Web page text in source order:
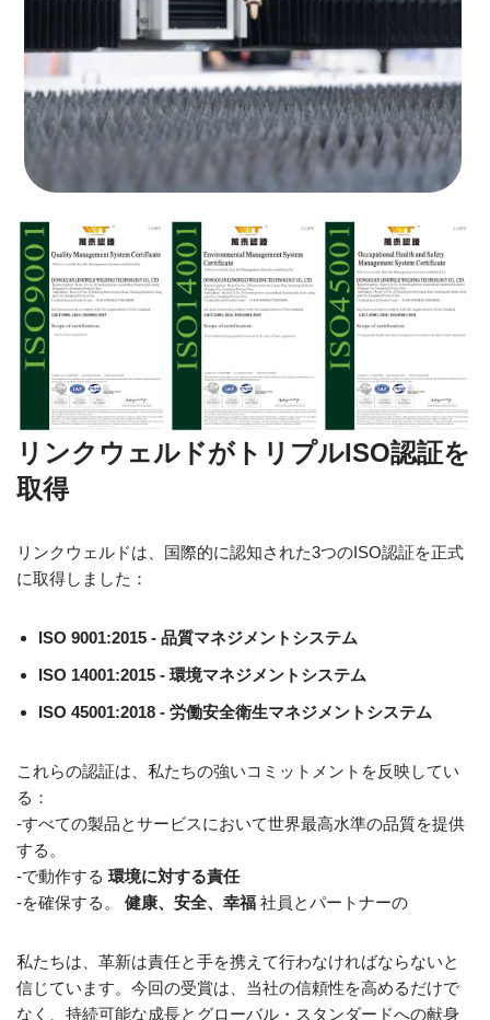
リンクウェルドがトリプルISO認証を
取得
リンクウェルドは、国際的に認知された3つのISO認証を正式
に取得しました：
ISO 9001:2015 - 品質マネジメントシステム
ISO 14001:2015 - 環境マネジメントシステム
ISO 45001:2018 - 労働安全衛生マネジメントシステム
これらの認証は、私たちの強いコミットメントを反映してい
る：
-すべての製品とサービスにおいて世界最高水準の品質を提供
する。
-で動作する 環境に対する責任
-を確保する。 健康、安全、幸福 社員とパートナーの
私たちは、革新は責任と手を携えて行わなければならないと
信じています。今回の受賞は、当社の信頼性を高めるだけで
なく、持続可能な成長とグローバル・スタンダードへの献身